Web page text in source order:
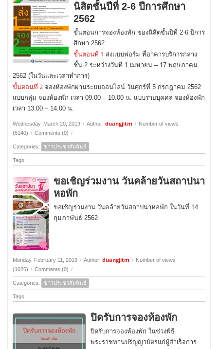
นิสิตชั้นปีที่ 2-6 ปีการศึกษา
2562
ขั้นตอนการจองห้องพัก ของนิสิตชั้นปีที่ 2-6 ปีการ
ศึกษา 2562
ขั้นตอนที่ 1 ส่งแบบฟอร์ม ที่อาคารบริการกลาง
ชั้น 2 ระหว่างวันที่ 1 เมษายน – 17 พฤษภาคม
2562 (ในวันและเวลาทำการ)
ขั้นตอนที่ 2 จองห้องพักผ่านระบบออนไลน์ วันศุกร์ที่ 5 กรกฎาคม 2562
แบบกลุ่ม จองห้องพัก เวลา 09.00 – 10.00 น. แบบรายบุคคล จองห้องพัก
เวลา 13.00 – 14.00 น.
Wednesday, March 20, 2019 / Author: duangjitm / Number of views
(5140) / Comments (0) /
Categories: ข่าวประชาสัมพันธ์
Tags:
ขอเชิญร่วมงาน วันคล้ายวันสถาปนา
หอพัก
ขอเชิญร่วมงาน วันคล้ายวันสถาปนาหอพัก ในวันที่ 14
กุมภาพันธ์ 2562
Monday, February 11, 2019 / Author: duangjitm / Number of views
(1026) / Comments (0) /
Categories: ข่าวประชาสัมพันธ์
Tags:
ปิดรับการจองห้องพัก
ปิดรับการจองห้องพัก ในช่วงพิธี
พระราชทานปริญญาบัตรแก่ผู้สำเร็จการ